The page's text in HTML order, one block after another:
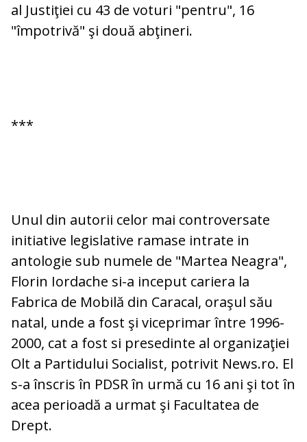
al Justiţiei cu 43 de voturi "pentru", 16
"împotrivă" şi două abţineri.
***
Unul din autorii celor mai controversate
initiative legislative ramase intrate in
antologie sub numele de "Martea Neagra",
Florin Iordache si-a inceput cariera la
Fabrica de Mobilă din Caracal, oraşul său
natal, unde a fost şi viceprimar între 1996-
2000, cat a fost si presedinte al organizaţiei
Olt a Partidului Socialist, potrivit News.ro. El
s-a înscris în PDSR în urmă cu 16 ani şi tot în
acea perioadă a urmat şi Facultatea de
Drept.